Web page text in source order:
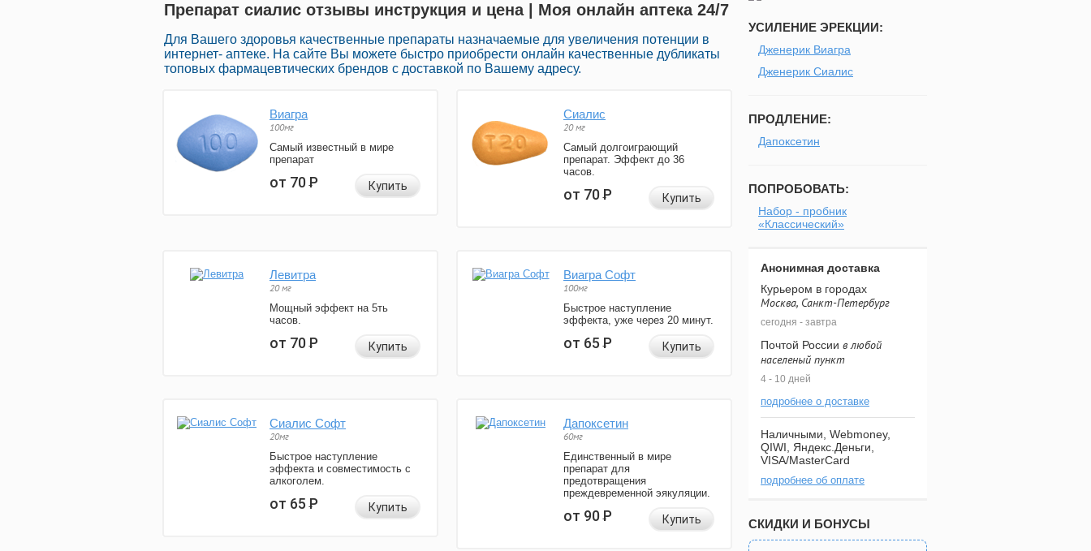
Препарат сиалис отзывы инструкция и цена | Моя онлайн аптека 24/7
Для Вашего здоровья качественные препараты назначаемые для увеличения потенции в
интернет- аптеке. На сайте Вы можете быстро приобрести онлайн качественные дубликаты
топовых фармацевтических брендов с доставкой по Вашему адресу.
Виагра
100мг
Самый известный в мире
препарат
от 70Р Купить
Сиалис
20 мг
Самый долгоиграющий
препарат. Эффект до 36
часов.
от 70Р Купить
Левитра
20 мг
Мощный эффект на 5ть
часов.
от 70Р Купить
Виагра Софт
100мг
Быстрое наступление
эффекта, уже через 20 минут.
от 65Р Купить
Сиалис Софт
20мг
Быстрое наступление
эффекта и совместимость с
алкоголем.
от 65Р Купить
Дапоксетин
60мг
Единственный в мире
препарат для
предотвращения
преждевременной эякуляции.
от 90Р Купить
УСИЛЕНИЕ ЭРЕКЦИИ:
Дженерик Виагра
Дженерик Сиалис
ПРОДЛЕНИЕ:
Дапоксетин
ПОПРОБОВАТЬ:
Набор - пробник
«Классический»
Анонимная доставка
Курьером в городах
Москва, Санкт-Петербург
сегодня - завтра
Почтой России в любой
населеный пункт
4 - 10 дней
подробнее о доставке
Наличными, Webmoney,
QIWI, Яндекс.Деньги,
VISA/MasterCard
подробнее об оплате
СКИДКИ И БОНУСЫ